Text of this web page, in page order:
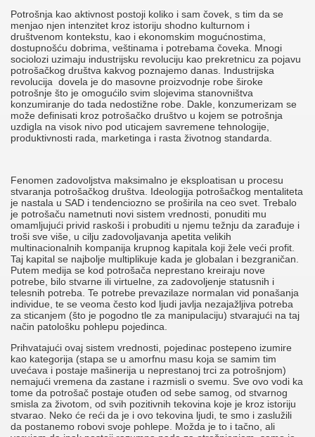
Potrošnja kao aktivnost postoji koliko i sam čovek, s tim da se
menjao njen intenzitet kroz istoriju shodno kulturnom i
društvenom kontekstu, kao i ekonomskim mogućnostima,
dostupnošću dobrima, veštinama i potrebama čoveka. Mnogi
sociolozi uzimaju industrijsku revoluciju kao prekretnicu za pojavu
potrošačkog društva kakvog poznajemo danas. Industrijska
revolucija dovela je do masovne proizvodnje robe široke
potrošnje što je omogućilo svim slojevima stanovništva
konzumiranje do tada nedostižne robe. Dakle, konzumerizam se
može definisati kroz potrošačko društvo u kojem se potrošnja
uzdigla na visok nivo pod uticajem savremene tehnologije,
produktivnosti rada, marketinga i rasta životnog standarda.
Fenomen zadovoljstva maksimalno je eksploatisan u procesu
stvaranja potrošačkog društva. Ideologija potrošačkog mentaliteta
je nastala u SAD i tendenciozno se proširila na ceo svet. Trebalo
je potrošaču nametnuti novi sistem vrednosti, ponuditi mu
omamljujući privid raskoši i probuditi u njemu težnju da zarađuje i
troši sve više, u cilju zadovoljavanja apetita velikih
multinacionalnih kompanija krupnog kapitala koji žele veći profit.
Taj kapital se najbolje multiplikuje kada je globalan i bezgraničan.
Putem medija se kod potrošača neprestano kreiraju nove
potrebe, bilo stvarne ili virtuelne, za zadovoljenje statusnih i
telesnih potreba. Te potrebe prevazilaze normalan vid ponašanja
individue, te se veoma često kod ljudi javlja nezajažljiva potreba
za sticanjem (što je pogodno tle za manipulaciju) stvarajući na taj
način patološku pohlepu pojedinca.
Prihvatajući ovaj sistem vrednosti, pojedinac postepeno izumire
kao kategorija (stapa se u amorfnu masu koja se samim tim
uvećava i postaje mašinerija u neprestanoj trci za potrošnjom)
nemajući vremena da zastane i razmisli o svemu. Sve ovo vodi ka
tome da potrošač postaje otuđen od sebe samog, od stvarnog
smisla za životom, od svih pozitivnih tekovina koje je kroz istoriju
stvarao. Neko će reći da je i ovo tekovina ljudi, te smo i zaslužili
da postanemo robovi svoje pohlepe. Možda je to i tačno, ali